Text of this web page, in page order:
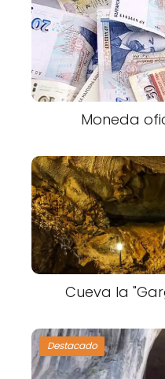
Moneda
Cueva la
Destacado